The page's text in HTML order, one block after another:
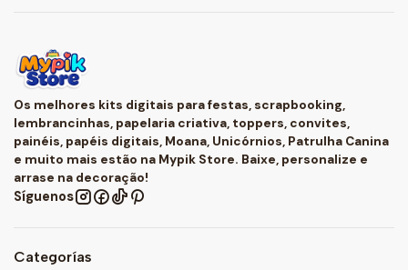
Os melhores kits digitais para festas, scrapbooking,
lembrancinhas, papelaria criativa, toppers, convites,
painéis, papéis digitais, Moana, Unicórnios, Patrulha Canina
e muito mais estão na Mypik Store. Baixe, personalize e
arrase na decoração!
Síguenos
Categorías